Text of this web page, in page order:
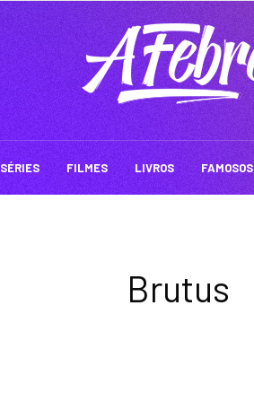
SÉRIES FILMES LIVROS FAMOSOS
Brutus